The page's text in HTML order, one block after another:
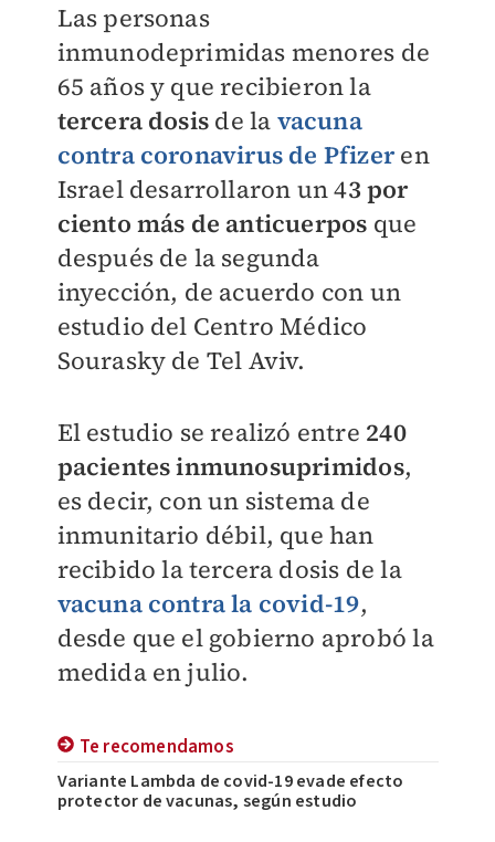
Las personas
inmunodeprimidas menores de
65 años y que recibieron la
tercera dosis de la vacuna
contra coronavirus de Pfizeren
Israel desarrollaron un 43 por
ciento más de anticuerpos que
después de la segunda
inyección, de acuerdo con un
estudio del Centro Médico
Sourasky de Tel Aviv.
El estudio se realizó entre 240
pacientes inmunosuprimidos,
es decir, con un sistema de
inmunitario débil, que han
recibido la tercera dosis de la
vacuna contra la covid-19,
desde que el gobierno aprobó la
medida en julio.
Te recomendamos
Variante Lambda de covid-19 evade efecto
protector de vacunas, según estudio